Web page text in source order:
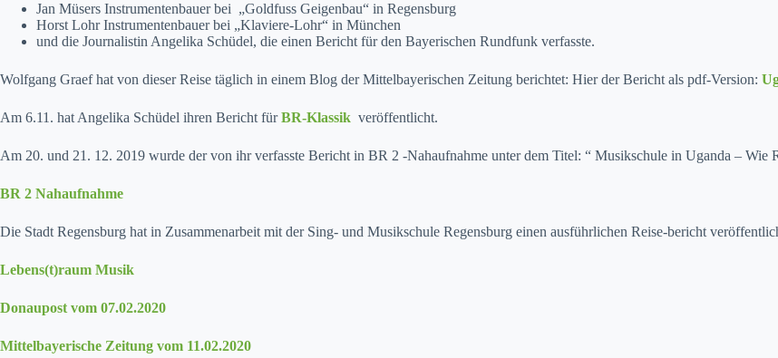
Jan Müsers Instru­menten­bauer bei „Gold­fuss Geigen­bau“ in Regens­burg
Horst Lohr Instru­menten­bauer bei „Klaviere-Lohr“ in München
und die Jour­nal­istin Ange­li­ka Schüdel, die einen Bericht für den Bay­erischen Rund­funk ver­fasste.
Wolf­gang Graef hat von dieser Reise täglich in einem Blog der Mit­tel­bay­erischen Zeitung berichtet: Hier der Bericht als pdf-Ver­sion:
Am 6.11. hat Ange­li­ka Schüdel ihren Bericht fürBR-Klas­sik veröf­fentlicht.
Am 20. und 21. 12. 2019 wurde der von ihr ver­fasste Bericht in BR 2 ‑Nahauf­nahme unter dem Titel: “ Musikschule in Ugan­da – Wie
BR 2 Nahauf­nahme
Die Stadt Regens­burg hat in Zusam­me­nar­beit mit der Sing- und Musikschule Regens­burg einen aus­führlichen Reise-bericht
Lebens(t)raum Musik
Donau­post vom 07.02.2020
Mit­tel­bay­erische Zeitung vom 11.02.2020